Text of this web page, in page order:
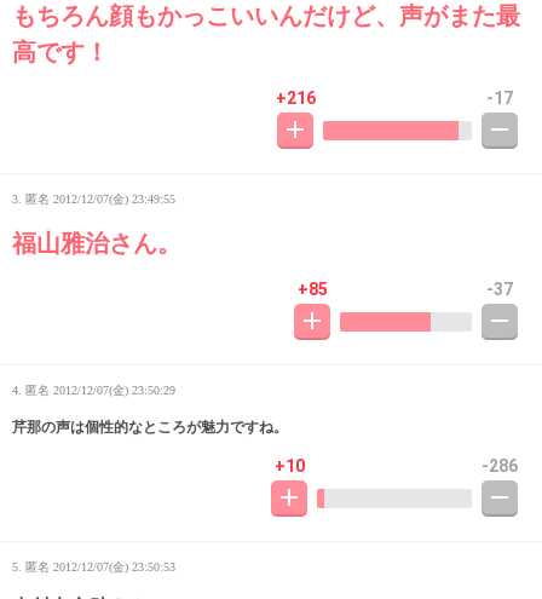
もちろん顔もかっこいいんだけど、声がまた最
高です！
+216 -17
3. 匿名 2012/12/07(金) 23:49:55
福山雅治さん。
+85 -37
4. 匿名 2012/12/07(金) 23:50:29
芹那の声は個性的なところが魅力ですね。
+10 -286
5. 匿名 2012/12/07(金) 23:50:53